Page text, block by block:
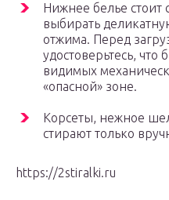
Нижнее белье стоит
выбирать
отжима. Перед
удостоверьтесь, что
видимых
«опасной» зоне.
Корсеты, нежное
стирают только
https://2stiralki.ru